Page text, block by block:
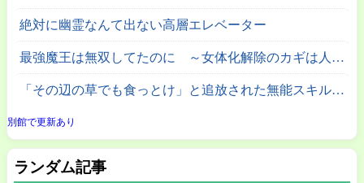
絶対に幽霊なんて出ない高層エレベーター
最強魔王は無双してたのに ～女体化解除のカギは人助けの旅でした～
「その辺の草でも食っとけ」と追放された無能スキル【植物食い】持ち転生者、エルフの里で幻の植物を食べて無双する
別館で更新あり
ランダム記事